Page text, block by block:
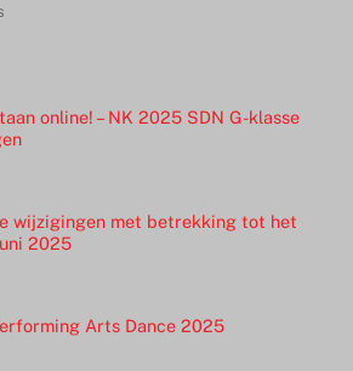
online! – NK 2025 SDN G-klasse
wijzigingen met betrekking tot het
2025
Arts Dance 2025